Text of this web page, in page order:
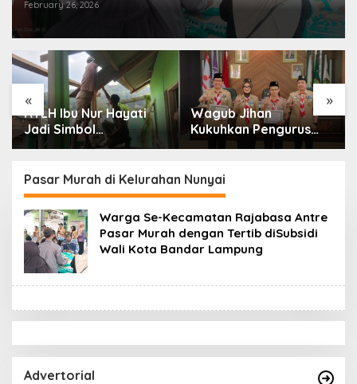
February 26, 2026
« »
RTLH Ibu Nur Hayati
Jadi Simbol
Kepedulian TMMD,
di Bukit Pinang Jaya
Wagub Jihan
Kukuhkan Pengurus
Mabigus dan Pembina
Intan, Dorong
Pramuka Perkuat
Karakter Generasi
Muda
Pasar Murah di Kelurahan Nunyai
Warga Se-Kecamatan Rajabasa Antre
Pasar Murah dengan Tertib diSubsidi
Wali Kota Bandar Lampung
Advertorial